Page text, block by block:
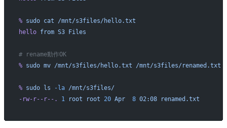
% sudo cat /mnt/s3files/hello.txt
hello from S3 Files
# rename動作OK
% sudo mv /mnt/s3files/hello.txt /mnt/s3files/renamed.txt
% sudo ls -la /mnt/s3files/
-rw-r--r--.
1 root root 20 Apr
  8
02:08 renamed.txt